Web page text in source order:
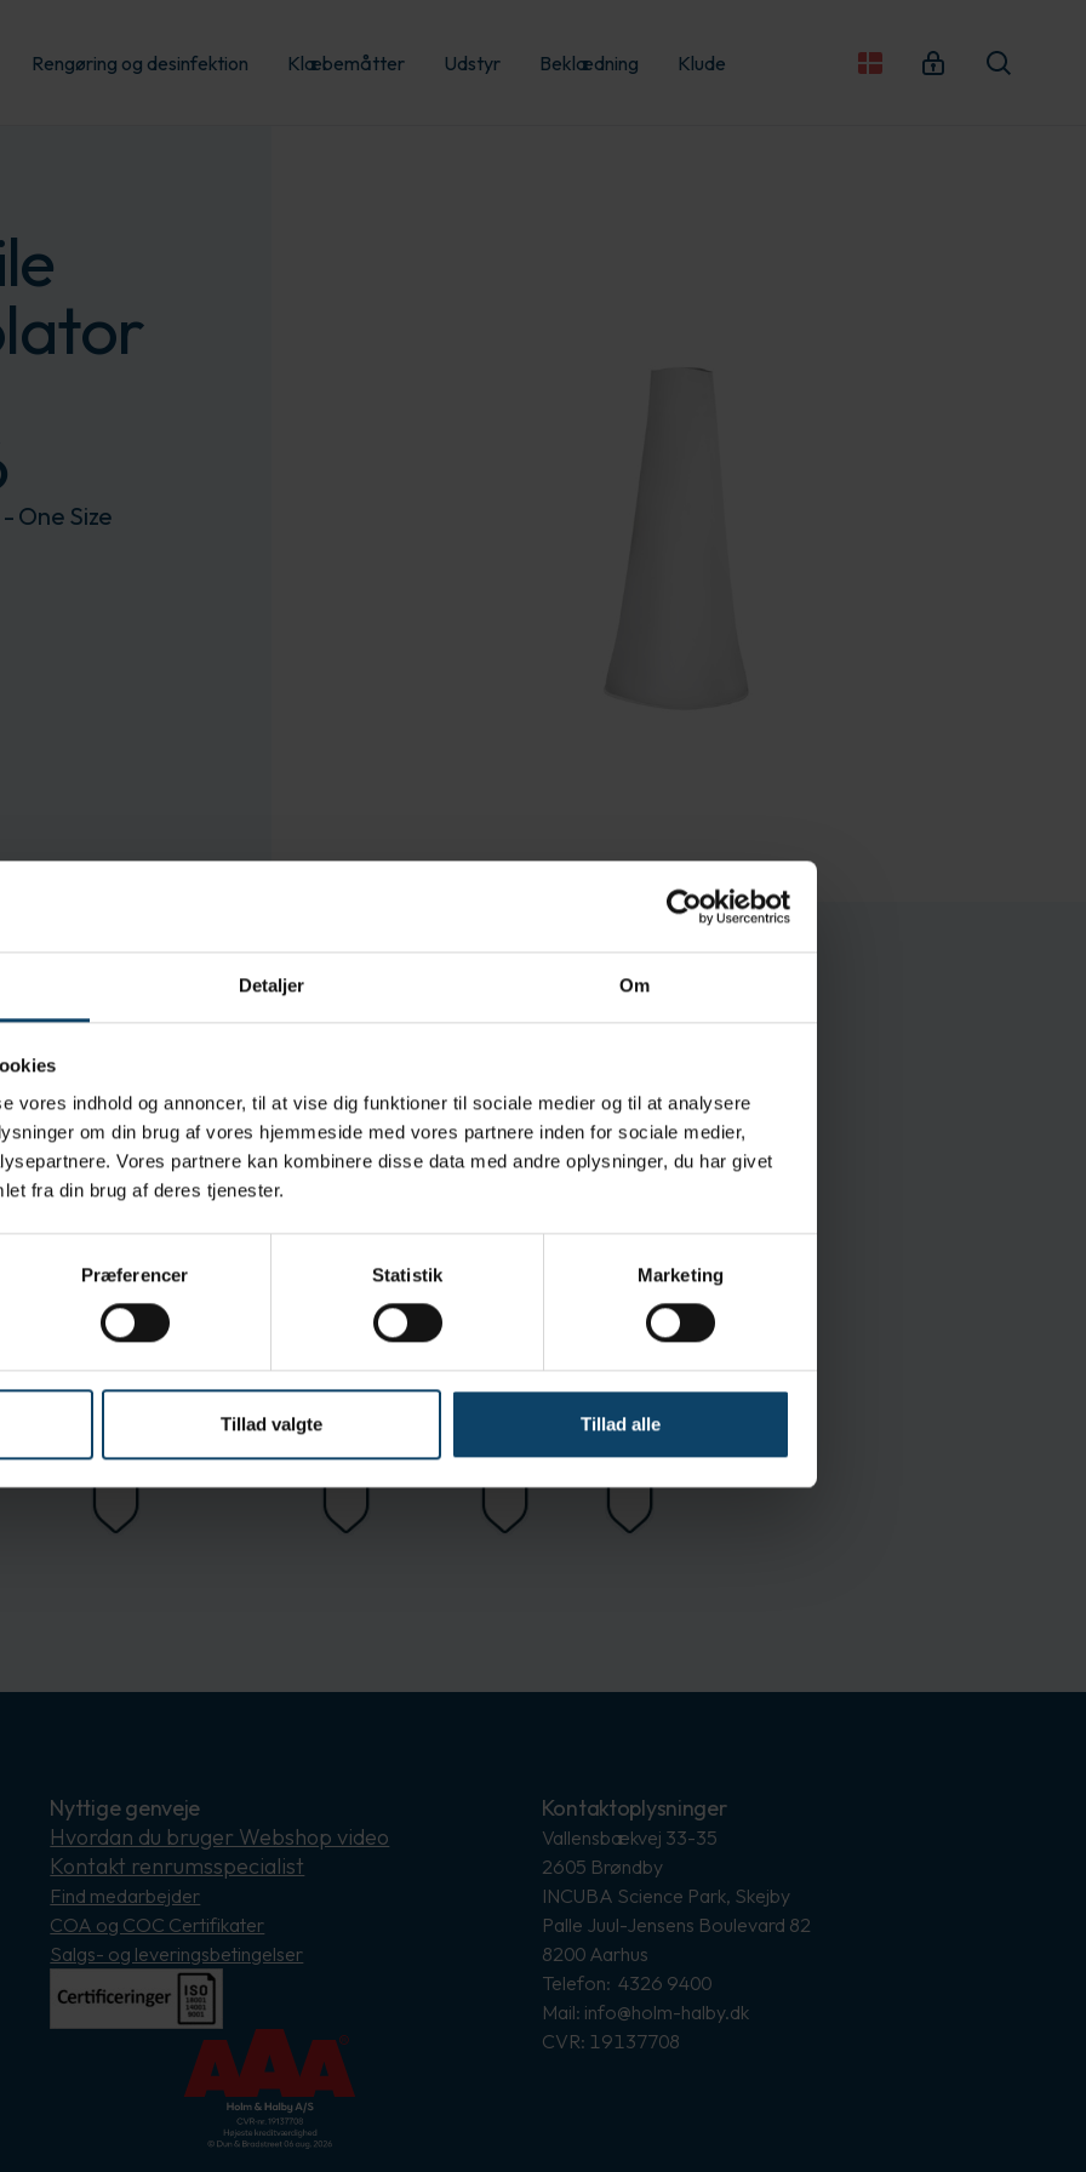
Detaljer Om
vores indhold og annoncer, til at vise dig funktioner til sociale medier og til at analysere
om din brug af vores hjemmeside med vores partnere inden for sociale medier,
Vores partnere kan kombinere disse data med andre oplysninger, du har givet
fra din brug af deres tjenester.
Præferencer Statistik Marketing
Tillad valgte Tillad alle
Rengøring og desinfektion Klæbemåtter Udstyr Beklædning Klude
One Size
pakket for at sikre beskyttelse af høj kvalitet
er kompatible med autoklavering, VHP og IPA, hvilket
KLASSE 100/ISO 5 OG EU GMP KLASSE A
ISO 374-1:2016-Type AEN ISO 374-5 Virus UK CA
Nyttige genveje
Hvordan du bruger Webshop video
Kontakt renrumsspecialist
Find medarbejder
COA og COC Certifikater
Salgs- og leveringsbetingelser
Kontaktoplysninger
Vallensbækvej 33-35
2605 Brøndby
INCUBA Science Park, Skejby
Palle Juul-Jensens Boulevard 82
8200 Aarhus
Telefon: 4326 9400
Mail: info@holm-halby.dk
CVR: 19137708